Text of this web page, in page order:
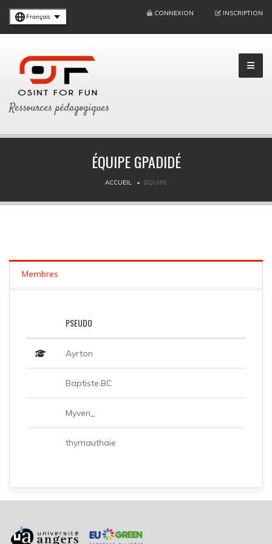
Français CONNEXION INSCRIPTION
Ressources pédagogiques
ÉQUIPE GPADIDÉ
ACCUEIL ÉQUIPE
Membres
PSEUDO
Ayrton
Baptiste.BC
Myven_
thymauthaie